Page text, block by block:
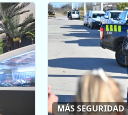
MÁS SEGURIDAD